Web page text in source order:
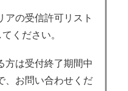
アの受信許可リスト
ください。
方は受付終了期間中
、お問い合わせくだ